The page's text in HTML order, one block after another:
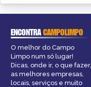
ENCONTRACAMPOLIMPO
O melhor do Campo
Limpo num só lugar!
Dicas, onde ir, o que fazer,
as melhores empresas,
locais, serviços e muito